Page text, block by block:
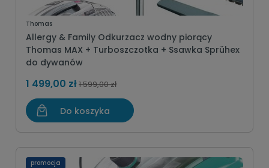
Thomas
Allergy & Family Odkurzacz wodny piorący
Thomas MAX + Turboszczotka + Ssawka Sprühex
do dywanów
1 499,00 zł1 599,00 zł
Do koszyka
promocja